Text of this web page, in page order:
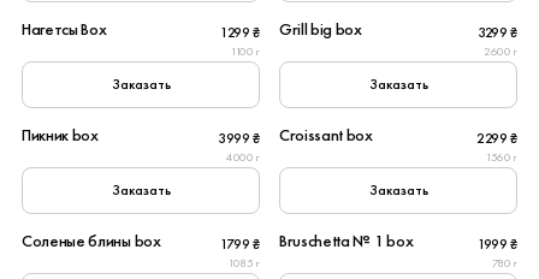
Нагетсы Box 1299 ₴
1100 г
Заказать
Grill big box 3299 ₴
2600 г
Заказать
Пикник box 3999 ₴
4000 г
Заказать
Croissant box 2299 ₴
1560 г
Заказать
Соленые блины box 1799 ₴
1085 г
Bruschetta № 1 box 1999 ₴
780 г